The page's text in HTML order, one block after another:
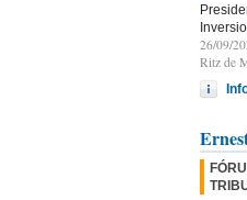
26/09/
Ritz de